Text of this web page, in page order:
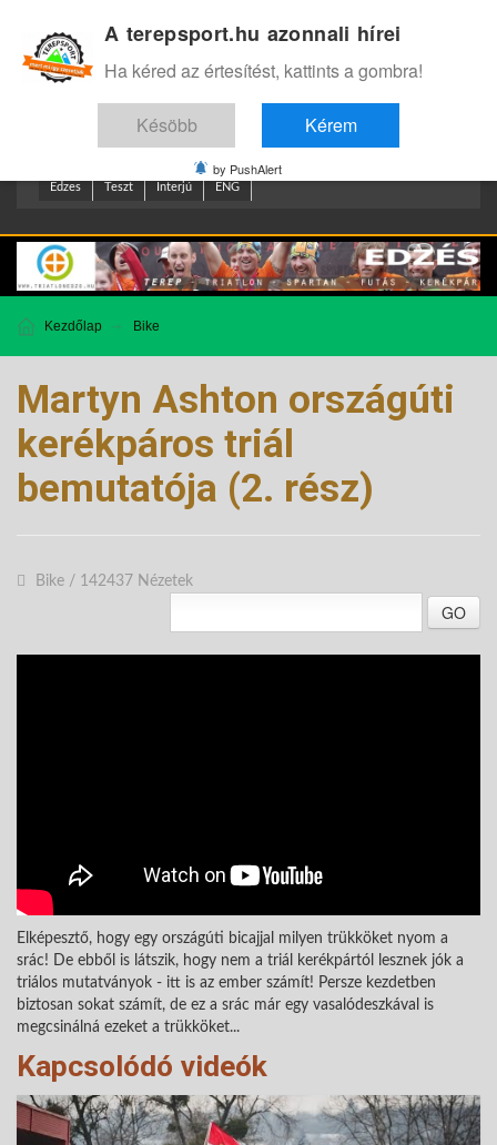
Edzes Teszt Interjú ENG
Kezdőlap Bike
Martyn Ashton országúti
kerékpáros triál
bemutatója (2. rész)
Bike / 142437 Nézetek
GO
Elképesztő, hogy egy országúti bicajjal milyen trükköket nyom a
srác! De ebből is látszik, hogy nem a triál kerékpártól lesznek jók a
triálos mutatványok - itt is az ember számít! Persze kezdetben
biztosan sokat számít, de ez a srác már egy vasalódeszkával is
megcsinálná ezeket a trükköket...
Kapcsolódó videók
A terepsport.hu azonnali hírei
Ha kéred az értesítést, kattints a gombra!
Késöbb Kérem
by PushAlert